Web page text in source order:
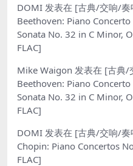
DOMI 发表在 [古典/交响/奏
Beethoven: Piano
Sonata No. 32 in C Minor,
FLAC]
Mike Waigon 发表在 [古典/
Beethoven: Piano
Sonata No. 32 in C Minor,
FLAC]
DOMI 发表在 [古典/交响/奏
Chopin: Piano Concertos
FLAC]